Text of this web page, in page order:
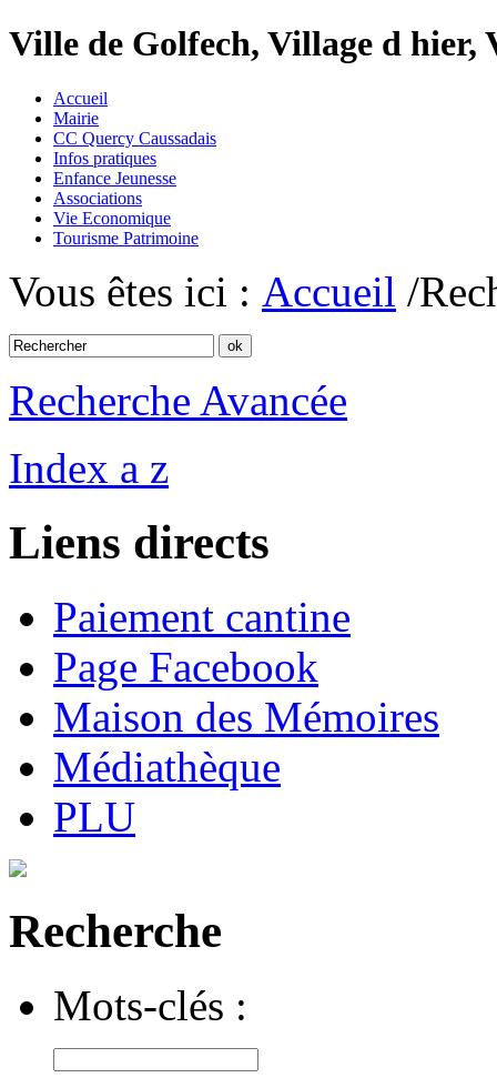
Ville de Golfech, Village d
Accueil
Mairie
CC Quercy Caussadais
Infos pratiques
Enfance Jeunesse
Associations
Vie Economique
Tourisme Patrimoine
Vous êtes ici : Accueil /
Recherche Avancée
Index a z
Liens directs
Paiement cantine
Page Facebook
Maison des Mémoires
Médiathèque
PLU
Recherche
Mots-clés :